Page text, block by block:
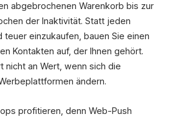
abgebrochenen Warenkorb bis zur
der Inaktivität. Statt jeden
teuer einzukaufen, bauen Sie einen
Kontakten auf, der Ihnen gehört.
nicht an Wert, wenn sich die
ändern.
profitieren, denn Web-Push